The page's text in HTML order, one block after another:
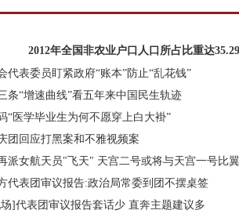
2012年全国非农业户口人口所占比重达
代表委员盯紧政府“账本”防止“乱花钱”
条“增速曲线”看五年来中国民生轨迹
“医学毕业生为何不愿穿上白大褂”
团回应打黑案和不雅视频案
派女航天员"飞天" 天宫二号或将与天宫一号比
代表团审议报告:政治局常委到团不摆桌签
]代表团审议报告套话少 直奔主题建议多